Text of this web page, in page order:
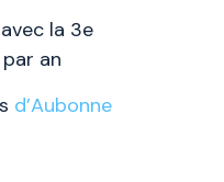
la 3e
an
d’Aubonne